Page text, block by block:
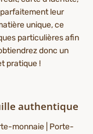
leur
unique, ce
particulières afin
donc un
pratique !
authentique
monnaie | Porte-